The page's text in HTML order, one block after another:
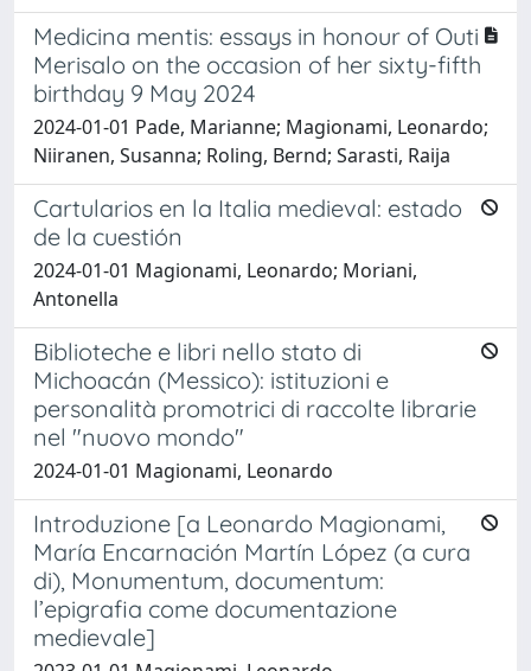
Medicina mentis: essays in honour of Outi
Merisalo on the occasion of her sixty-fifth
birthday 9 May 2024
2024-01-01 Pade, Marianne; Magionami, Leonardo;
Niiranen, Susanna; Roling, Bernd; Sarasti, Raija
Cartularios en la Italia medieval: estado
de la cuestión
2024-01-01 Magionami, Leonardo; Moriani,
Antonella
Biblioteche e libri nello stato di
Michoacán (Messico): istituzioni e
personalità promotrici di raccolte librarie
nel "nuovo mondo"
2024-01-01 Magionami, Leonardo
Introduzione [a Leonardo Magionami,
María Encarnación Martín López (a cura
di), Monumentum, documentum:
l’epigrafia come documentazione
medievale]